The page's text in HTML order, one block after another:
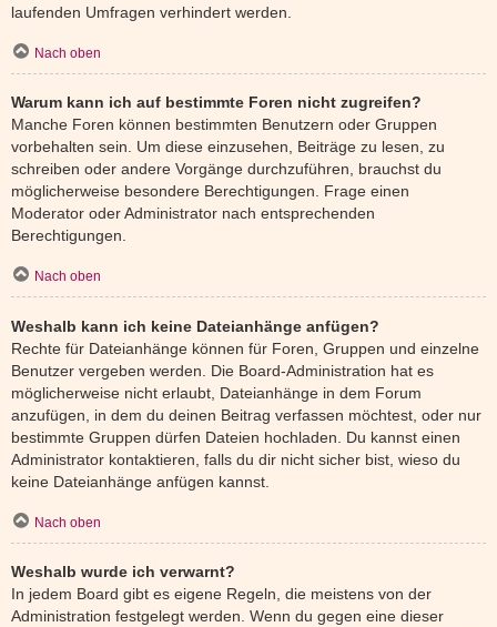
laufenden Umfragen verhindert werden.
Nach oben
Warum kann ich auf bestimmte Foren nicht zugreifen?
Manche Foren können bestimmten Benutzern oder Gruppen
vorbehalten sein. Um diese einzusehen, Beiträge zu lesen, zu
schreiben oder andere Vorgänge durchzuführen, brauchst du
möglicherweise besondere Berechtigungen. Frage einen
Moderator oder Administrator nach entsprechenden
Berechtigungen.
Nach oben
Weshalb kann ich keine Dateianhänge anfügen?
Rechte für Dateianhänge können für Foren, Gruppen und einzelne
Benutzer vergeben werden. Die Board-Administration hat es
möglicherweise nicht erlaubt, Dateianhänge in dem Forum
anzufügen, in dem du deinen Beitrag verfassen möchtest, oder nur
bestimmte Gruppen dürfen Dateien hochladen. Du kannst einen
Administrator kontaktieren, falls du dir nicht sicher bist, wieso du
keine Dateianhänge anfügen kannst.
Nach oben
Weshalb wurde ich verwarnt?
In jedem Board gibt es eigene Regeln, die meistens von der
Administration festgelegt werden. Wenn du gegen eine dieser